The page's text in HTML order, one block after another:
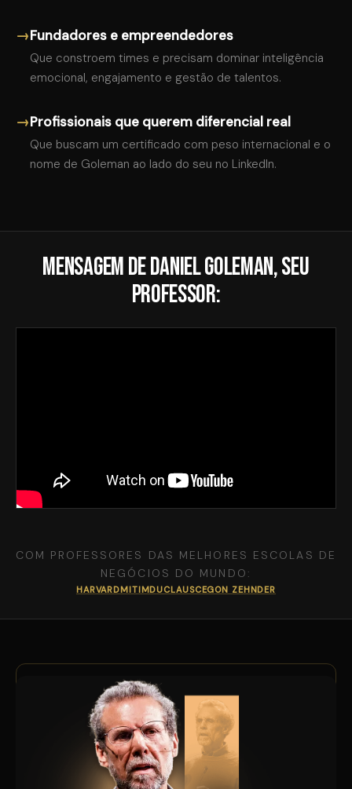
→Fundadores e empreendedores
Que constroem times e precisam dominar inteligência
emocional, engajamento e gestão de talentos.
→Profissionais que querem diferencial real
Que buscam um certificado com peso internacional e o
nome de Goleman ao lado do seu no LinkedIn.
Mensagem de Daniel Goleman, seu
professor:
COM PROFESSORES DAS MELHORES ESCOLAS DE
NEGÓCIOS DO MUNDO:
HARVARDMITIMDUCLAUSCEGON ZEHNDER